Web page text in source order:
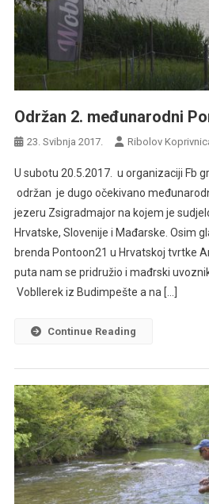
Održan 2. međunarodni
23. Svibnja 2017. Ribolov
U subotu 20.5.2017. u organizaciji Fb
održan je dugo očekivano
jezeru Zsigradmajor na kojem je
Hrvatske, Slovenije i Mađarske. Osim
brenda Pontoon21 u Hrvatskoj tvrtke
puta nam se pridružio i mađrski
Vobllerek iz Budimpešte a na […]
Continue Reading